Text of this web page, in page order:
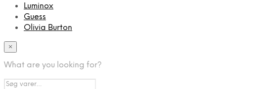
Luminox
Guess
Olivia Burton
×
What are you looking for?